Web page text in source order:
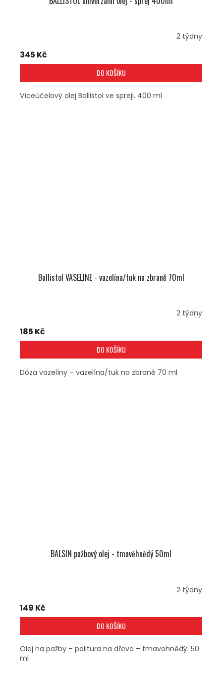
2 týdny
345 Kč
DO KOŠÍKU
Víceúčelový olej Ballistol ve spreji. 400 ml
Ballistol VASELINE - vazelína/tuk na zbraně 70ml
2 týdny
185 Kč
DO KOŠÍKU
Dóza vazelíny – vazelína/tuk na zbraně 70 ml
BALSIN pažbový olej - tmavěhnědý 50ml
2 týdny
149 Kč
DO KOŠÍKU
Olej na pažby – politura na dřevo – tmavohnědý. 50
ml